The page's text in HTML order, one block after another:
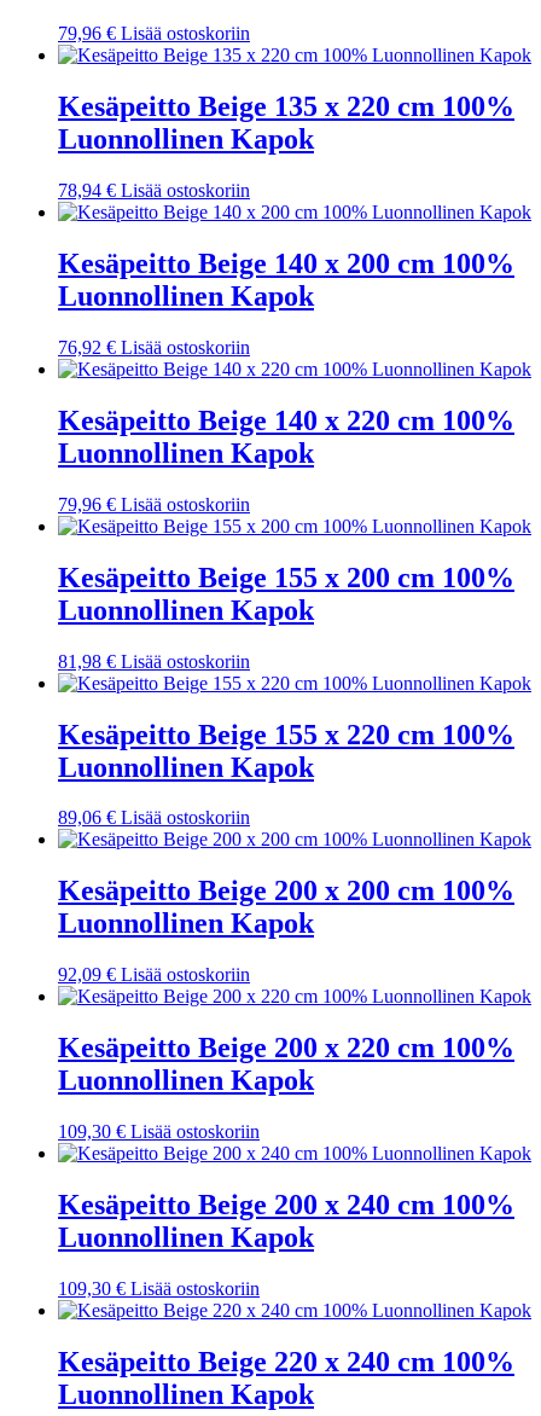
79,96 € Lisää ostoskoriin
Kesäpeitto Beige 135 x 220 cm 100%
Luonnollinen Kapok
78,94 € Lisää ostoskoriin
Kesäpeitto Beige 140 x 200 cm 100%
Luonnollinen Kapok
76,92 € Lisää ostoskoriin
Kesäpeitto Beige 140 x 220 cm 100%
Luonnollinen Kapok
79,96 € Lisää ostoskoriin
Kesäpeitto Beige 155 x 200 cm 100%
Luonnollinen Kapok
81,98 € Lisää ostoskoriin
Kesäpeitto Beige 155 x 220 cm 100%
Luonnollinen Kapok
89,06 € Lisää ostoskoriin
Kesäpeitto Beige 200 x 200 cm 100%
Luonnollinen Kapok
92,09 € Lisää ostoskoriin
Kesäpeitto Beige 200 x 220 cm 100%
Luonnollinen Kapok
109,30 € Lisää ostoskoriin
Kesäpeitto Beige 200 x 240 cm 100%
Luonnollinen Kapok
109,30 € Lisää ostoskoriin
Kesäpeitto Beige 220 x 240 cm 100%
Luonnollinen Kapok